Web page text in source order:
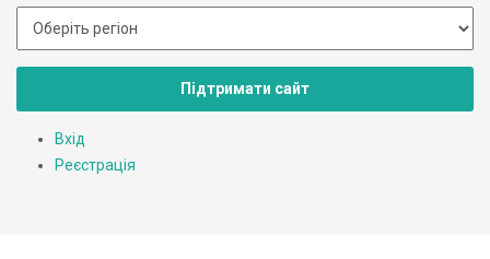
Підтримати сайт
Вхід
Реєстрація